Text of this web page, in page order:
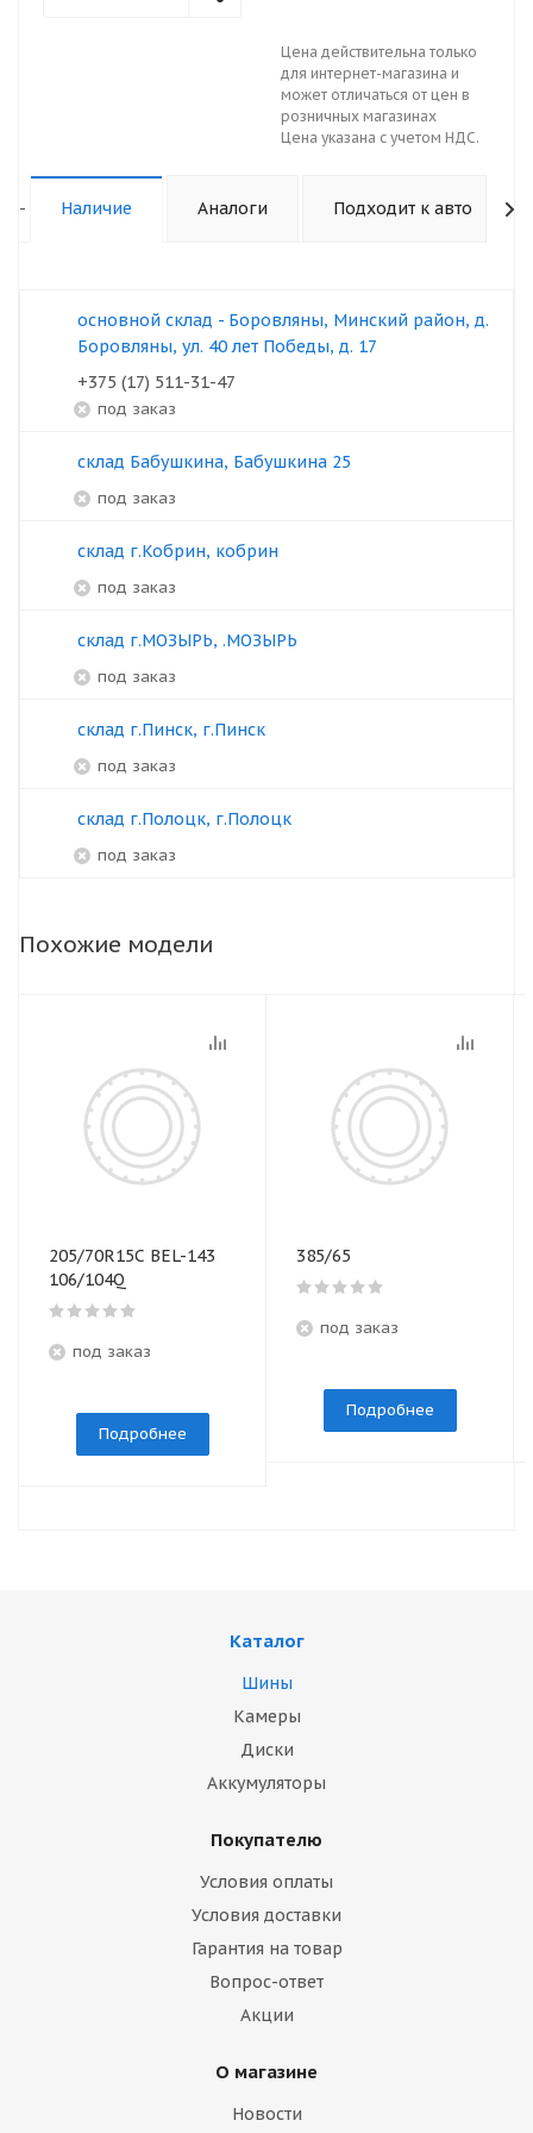
Цена действительна только
для интернет-магазина и
может отличаться от цен в
розничных магазинах
Цена указана с учетом НДС.
- Наличие Аналоги Подходит к авто
основной склад - Боровляны, Минский район, д.
Боровляны, ул. 40 лет Победы, д. 17
+375 (17) 511-31-47
под заказ
склад Бабушкина, Бабушкина 25
под заказ
склад г.Кобрин, кобрин
под заказ
склад г.МОЗЫРЬ, .МОЗЫРЬ
под заказ
склад г.Пинск, г.Пинск
под заказ
склад г.Полоцк, г.Полоцк
под заказ
Похожие модели
205/70R15C BEL-143
106/104Q
под заказ
Подробнее
385/65
под заказ
Подробнее
Каталог
Шины
Камеры
Диски
Аккумуляторы
Покупателю
Условия оплаты
Условия доставки
Гарантия на товар
Вопрос-ответ
Акции
О магазине
Новости